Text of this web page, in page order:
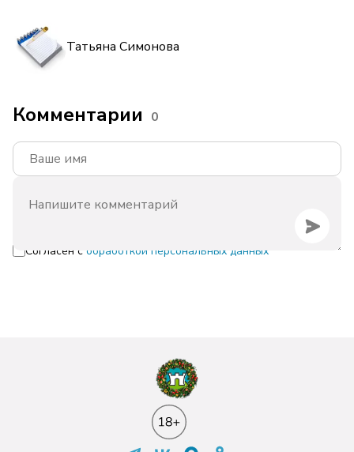
Татьяна Симонова
Комментарии 0
Согласен с обработкой персональных данных